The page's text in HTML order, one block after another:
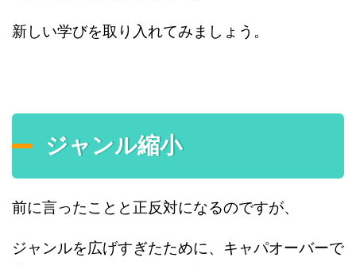
新しい学びを取り入れてみましょう。
ジャンル縮小
前に言ったことと正反対になるのですが、
ジャンルを広げすぎたために、キャパオーバーで